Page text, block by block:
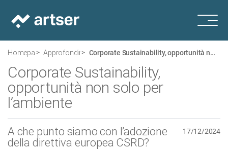
Homepage Approfondimenti Corporate Sustainability, opportunità non solo per l’ambiente
Corporate Sustainability,
opportunità non solo per
l’ambiente
A che punto siamo con l’adozione
della direttiva europea CSRD?
17/12/2024